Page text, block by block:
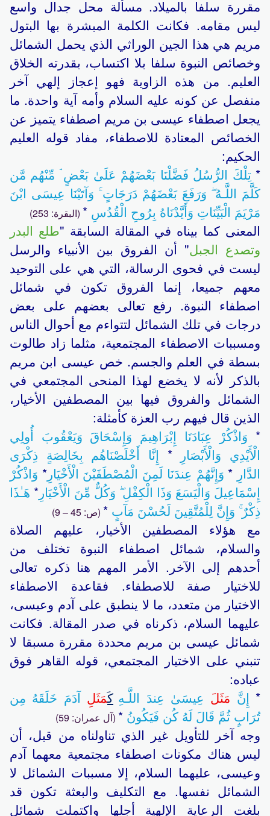
مقررة سلفا بالميلاد. مسألة محل جدال واسع
ليس مقامه. فكانت الكلمة المبشرة بها البتول
مريم هي هذا الجين الوراثي الذي يحمل الشمائل
وخصائص النبوة سلفا بلا اكتساب، بقدرته الخلاق
العليم. من هذه الزاوية فهو إعجاز إلهي آخر
منفصل عن كونه عليه السلام وأمه آية واحدة. ما
يجعل اصطفاء عيسى بن مريم اصطفاء يتميز عن
الخصائص المعتادة للاصطفاء، مفاد قوله العليم
الحكيم:
*تِلْكَ الرُّسُلُ فَضَّلْنَا بَعْضَهُمْ عَلَىٰ بَعْضٍ ۘ مِّنْهُم مَّن
كَلَّمَ اللَّـهُ ۖ وَرَفَعَ بَعْضَهُمْ دَرَجَاتٍ ۚ وَآتَيْنَا عِيسَى ابْنَ
مَرْيَمَ الْبَيِّنَاتِ وَأَيَّدْنَاهُ بِرُوحِ الْقُدُسِ * (البقرة: 253)
المعنى كما بيناه في المقالة السابقة "طلع البدر
وتصدع الجبل" أن الفروق بين الأنبياء والرسل
ليست في فحوى الرسالة، التي هي على التوحيد
معهم جميعا، إنما الفروق تكون في شمائل
اصطفاء النبوة. رفع تعالى بعضهم على بعض
درجات في تلك الشمائل لتتواءم مع أحوال الناس
ومسببات الاصطفاء المجتمعية، مثلما زاد طالوت
بسطة في العلم والجسم. خص عيسى ابن مريم
بالذكر لأنه لا يخضع لهذا المنحى المجتمعي في
الشمائل والفروق فيها بين المصطفين الأخيار،
الذين قال فيهم رب العزة كأمثلة:
* وَاذْكُرْ عِبَادَنَا إِبْرَاهِيمَ وَإِسْحَاقَ وَيَعْقُوبَ أُولِي
الْأَيْدِي وَالْأَبْصَارِ* إِنَّا أَخْلَصْنَاهُم بِخَالِصَةٍ ذِكْرَى
الدَّارِ * وَإِنَّهُمْ عِندَنَا لَمِنَ الْمُصْطَفَيْنَ الْأَخْيَارِ* وَاذْكُرْ
إِسْمَاعِيلَ وَالْيَسَعَ وَذَا الْكِفْلِ ۖ وَكُلٌّ مِّنَ الْأَخْيَارِ * هَـٰذَا
ذِكْرٌ ۚ وَإِنَّ لِلْمُتَّقِينَ لَحُسْنَ مَآبٍ * (ص: 45 – 9)
مع هؤلاء المصطفين الأخيار، عليهم الصلاة
والسلام، شمائل اصطفاء النبوة تختلف من
أحدهم إلى الآخر. الأمر المهم هنا ذكره تعالى
للاختيار صفة للاصطفاء. فقاعدة الاصطفاء
الاختيار من متعدد، ما لا ينطبق على آدم وعيسى،
عليهما السلام، ذكرناه في صدر المقالة. فكانت
شمائل عيسى بن مريم محددة مقررة مسبقا لا
تنبني على الاختيار المجتمعي، قوله القاهر فوق
عباده:
* إِنَّ مَثَلَ عِيسَىٰ عِندَ اللَّـهِ كَمَثَلِ آدَمَ خَلَقَهُ مِن
تُرَ‌ابٍ ثُمَّ قَالَ لَهُ كُن فَيَكُون ُ * (آل عمران: 59)
وجه آخر للتأويل غير الذي تناولناه من قبل، أن
ليس هناك مكونات اصطفاء مجتمعية معهما آدم
وعيسى، عليهما السلام، إلا مسببات الشمائل لا
الشمائل نفسها. مع التكليف والبعثة تكون قد
بلغت الرعاية الإلهية أجلها واكتملت شمائل